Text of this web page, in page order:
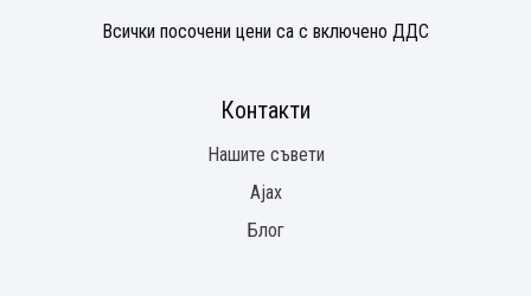
Контакти
Нашите съвети
Ajax
Блог
Всички посочени цени са с включено ДДС